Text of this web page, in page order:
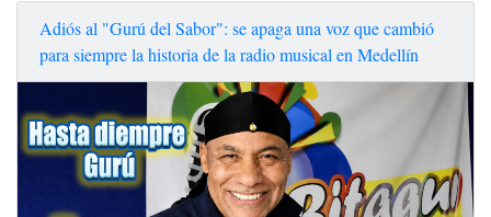
Adiós al "Gurú del Sabor": se apaga una voz que cambió
para siempre la historia de la radio musical en Medellín